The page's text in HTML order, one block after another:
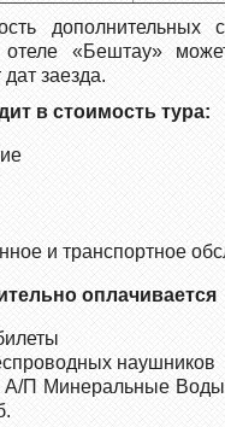
дополнительных
«Бештау»
заезда.
в стоимость тура:
и транспортное
оплачивается
наушников
П Минеральные Воды